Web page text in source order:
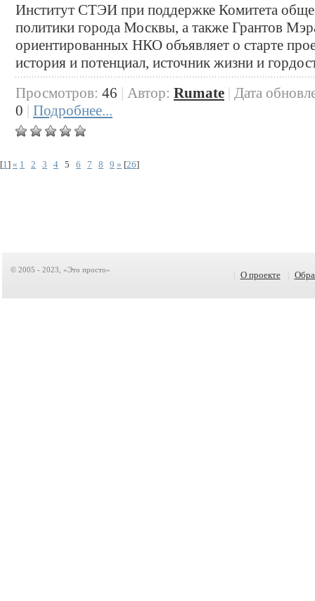
Институт СТЭИ при поддержке Комитета
политики города Москвы, а также Грантов
ориентированных НКО объявляет о старте
история и потенциал, источник жизни и
Просмотров: 46 | Автор: Rumate | Дата
0 | Подробнее...
[1 ] « 1 2 3 4 5 6 7 8 9 » [26]
© 2005 - 2023, «Это просто» О проекте